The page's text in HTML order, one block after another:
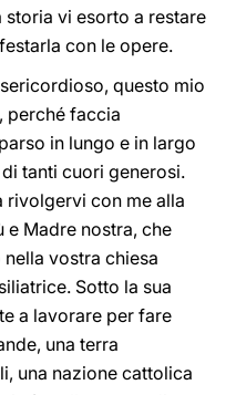
vi esorto a restare
con le opere.
questo mio
perché faccia
in lungo e in largo
tanti cuori generosi.
rivolgervi con me alla
e Madre nostra, che
vostra chiesa
Sotto la sua
a lavorare per fare
una terra
una nazione cattolica